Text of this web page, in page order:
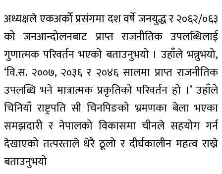
अध्यक्षले एकअर्को प्रसंगमा दश वर्षे जनयुद्ध र २०६२/०६३
को जनआन्दोलनबाट प्राप्त राजनीतिक उपलब्धिलाई
गुणात्मक परिवर्तन भएको बताउनुभयो । उहाँले भन्नुभयो,
‘वि.स. २००७, २०३६ र २०४६ सालमा प्राप्त राजनीतिक
उपलब्धि भने मात्रात्मक प्रकृतिको परिवर्तन हो ।’ उहाँले
चिनियाँ राष्ट्रपति सी चिनपिङको भ्रमणका बेला भएका
समझदारी र नेपालको विकासमा चीनले सहयोग गर्न
देखाएको तत्परताले धेरै ठूलो र दीर्घकालीन महत्व राख्ने
बताउनुभयो